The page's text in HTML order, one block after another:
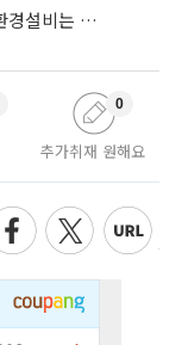
현대건설, 아파트·토건·건축 1위…산업·환경설비는 삼성E&A
추가취재 원해요
0